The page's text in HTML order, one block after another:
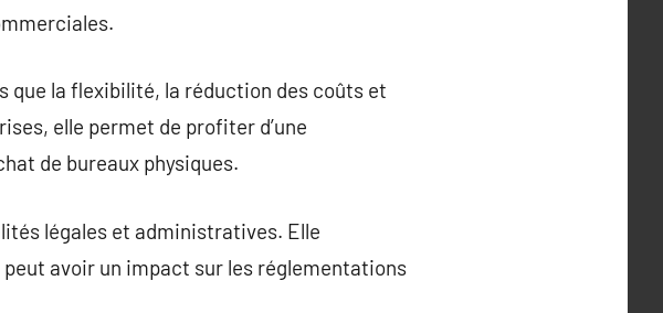
la flexibilité, la réduction des coûts et
elle permet de profiter d’une
de bureaux physiques.
légales et administratives. Elle
avoir un impact sur les réglementations